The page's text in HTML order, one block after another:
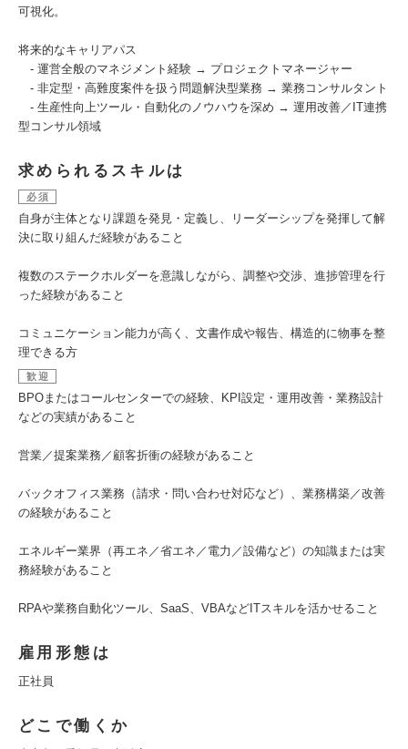
可視化。
将来的なキャリアパス
‐ 運営全般のマネジメント経験 → プロジェクトマネージャー
‐ 非定型・高難度案件を扱う問題解決型業務 → 業務コンサルタント
‐ 生産性向上ツール・自動化のノウハウを深め → 運用改善／IT連携
型コンサル領域
求められるスキルは
必須
自身が主体となり課題を発見・定義し、リーダーシップを発揮して解
決に取り組んだ経験があること
複数のステークホルダーを意識しながら、調整や交渉、進捗管理を行
った経験があること
コミュニケーション能力が高く、文書作成や報告、構造的に物事を整
理できる方
歓迎
BPOまたはコールセンターでの経験、KPI設定・運用改善・業務設計
などの実績があること
営業／提案業務／顧客折衝の経験があること
バックオフィス業務（請求・問い合わせ対応など）、業務構築／改善
の経験があること
エネルギー業界（再エネ／省エネ／電力／設備など）の知識または実
務経験があること
RPAや業務自動化ツール、SaaS、VBAなどITスキルを活かせること
雇用形態は
正社員
どこで働くか